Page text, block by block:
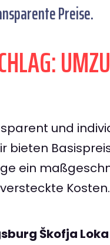
Preise.
und
bieten
ein
Kosten.
Škofja